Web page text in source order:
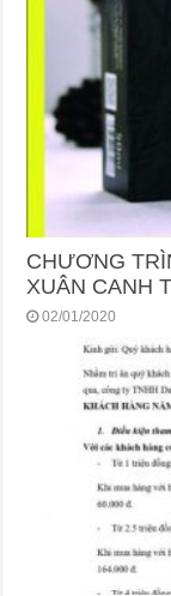
CHƯƠNG
XUÂN CANH
02/01/2020